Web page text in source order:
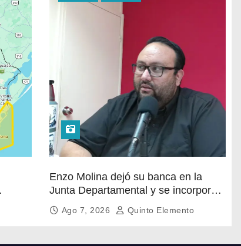
Enzo Molina dejó su banca en la
Junta Departamental y se incorpora
al Ejecutivo de Carlos Albisu
Ago 7, 2026 Quinto Elemento